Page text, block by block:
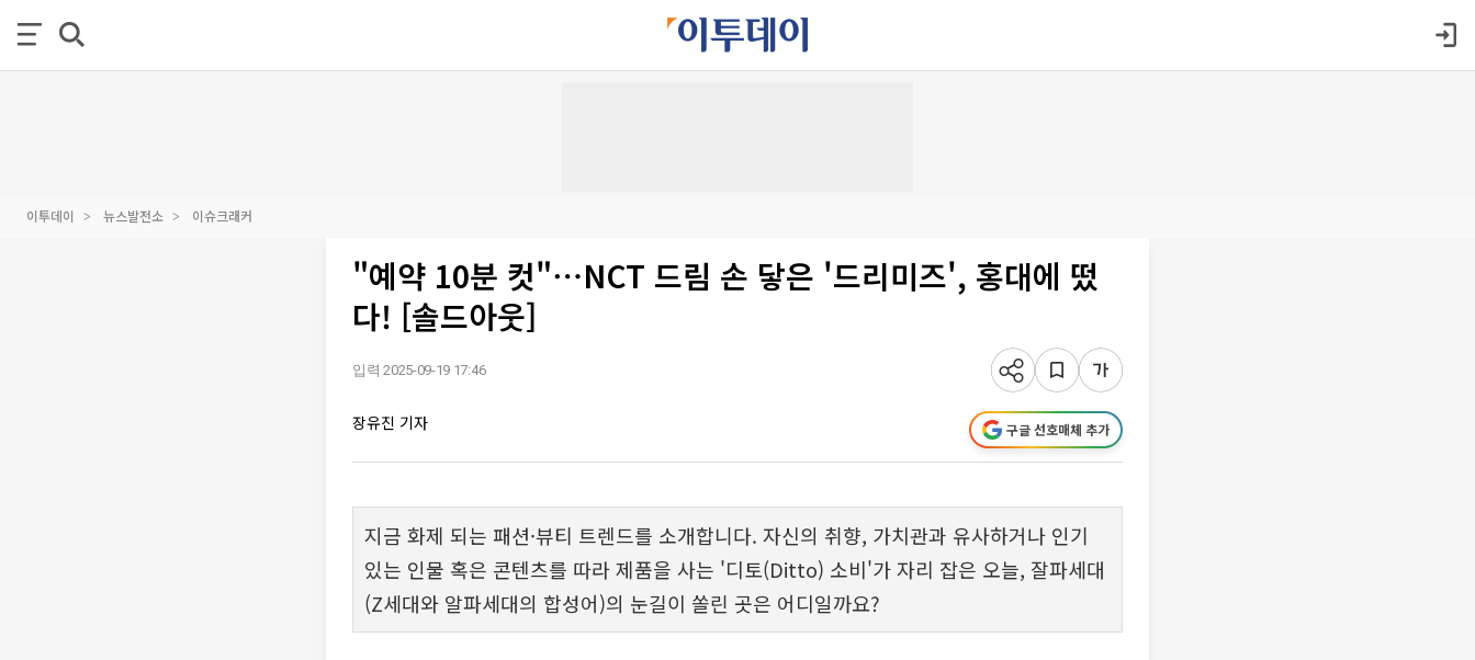
이투데이 뉴스발전소 이슈크래커
"예약 10분 컷"⋯NCT 드림 손 닿은 '드리미즈', 홍대에 떴
다! [솔드아웃]
입력 2025-09-19 17:46
장유진 기자 구글 선호매체 추가
지금 화제 되는 패션·뷰티 트렌드를 소개합니다. 자신의 취향, 가치관과 유사하거나 인기
있는 인물 혹은 콘텐츠를 따라 제품을 사는 '디토(Ditto) 소비'가 자리 잡은 오늘, 잘파세대
(Z세대와 알파세대의 합성어)의 눈길이 쏠린 곳은 어디일까요?